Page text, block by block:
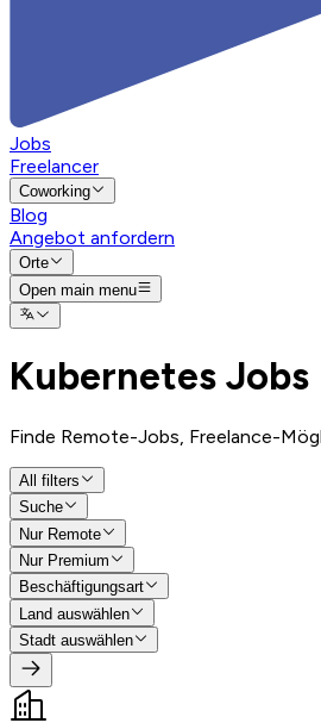
Jobs
Freelancer
Coworking
Blog
Angebot anfordern
Orte
Open main menu
Kubernetes Jobs
Finde Remote-Jobs, Freelance-
All filters
Suche
Nur Remote
Nur Premium
Beschäftigungsart
Land auswählen
Stadt auswählen